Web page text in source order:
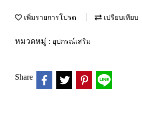
เพิ่มรายการโปรด เปรียบเทียบ
หมวดหมู่ : อุปกรณ์เสริม
Share